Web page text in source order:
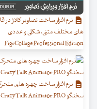
نرم افزار ساخت تصاویر کلاژ در
های مختلف متنی، شکلی و عددی
FigrCollage Professional Edition
نرم افزار ساخت چهره های
سخنگو CrazyTalk Animator PRO